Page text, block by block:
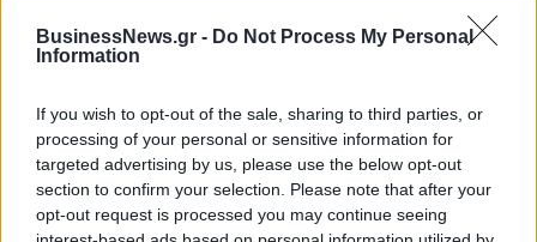
BusinessNews.gr - Do Not Process My Personal
Information
If you wish to opt-out of the sale, sharing to third parties, or
processing of your personal or sensitive information for
targeted advertising by us, please use the below opt-out
section to confirm your selection. Please note that after your
opt-out request is processed you may continue seeing